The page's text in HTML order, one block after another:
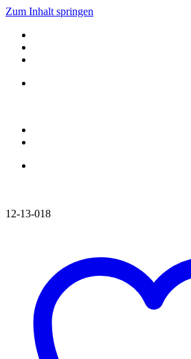
Zum Inhalt springen
12-13-018